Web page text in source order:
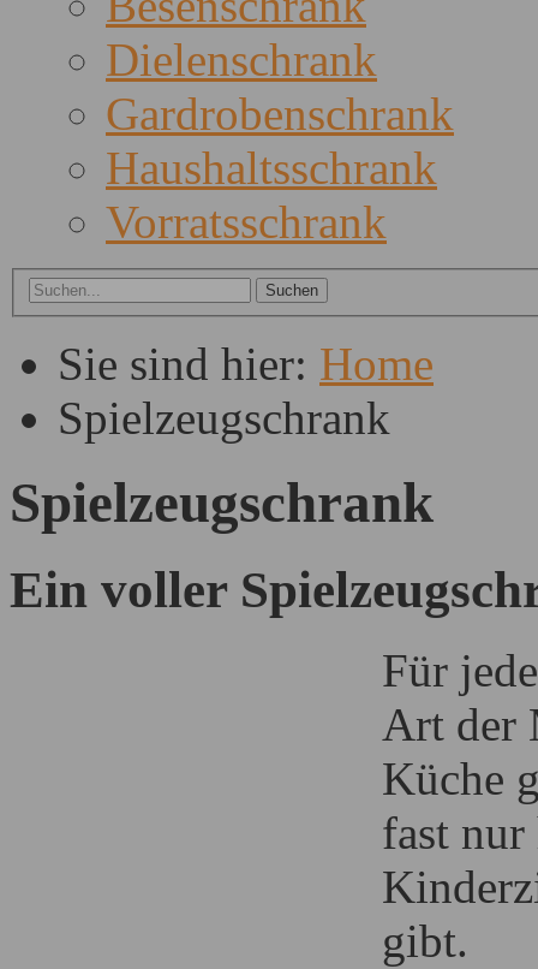
Dielenschrank
Gardrobenschrank
Haushaltsschrank
Vorratsschrank
Sie sind hier: Home
Spielzeugschrank
Spielzeugschrank
Ein voller
Für
Art der
Küche
fast
gibt.